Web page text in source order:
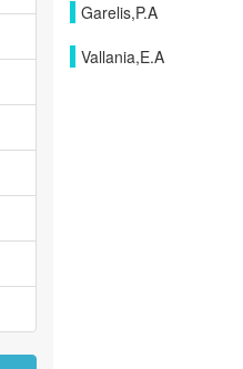
Garelis,P.A
Vallania,E.A